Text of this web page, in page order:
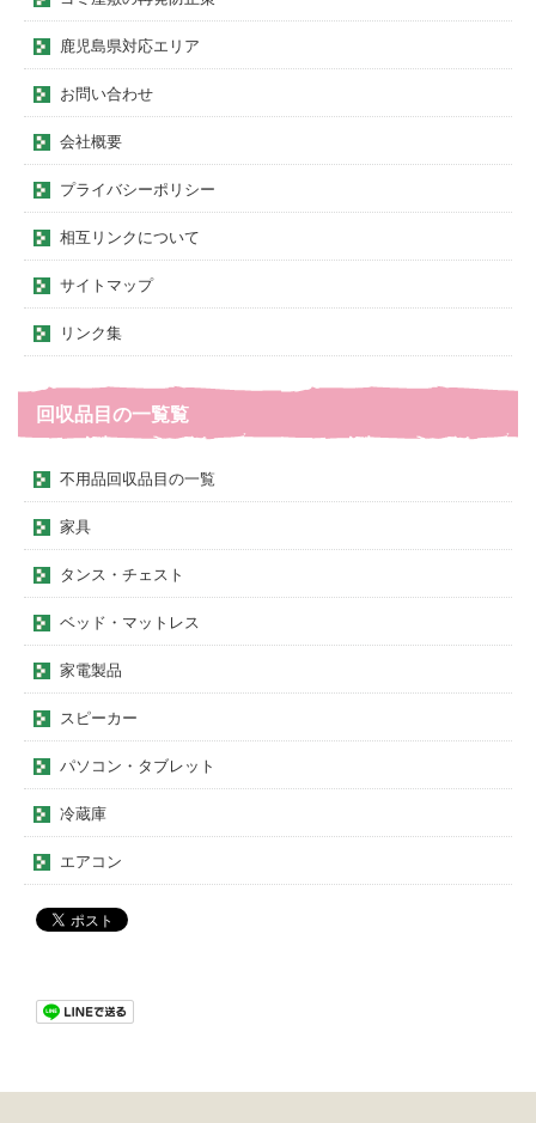
鹿児島県対応エリア
お問い合わせ
会社概要
プライバシーポリシー
相互リンクについて
サイトマップ
リンク集
回収品目の一覧覧
不用品回収品目の一覧
家具
タンス・チェスト
ベッド・マットレス
家電製品
スピーカー
パソコン・タブレット
冷蔵庫
エアコン